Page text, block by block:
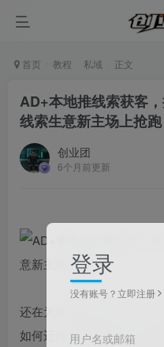
首页 教程 私域 正文
AD+本地推线索获客
线索生意新主场上抢跑
创业团
6个月前更新
还在为线索获客成本高、
如何迁移？想抓住“入推”
登录
没有账号？立即注册
用户名或邮箱